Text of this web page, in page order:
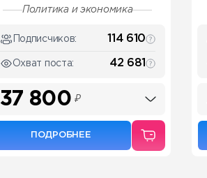
Политика и экономика
Подписчиков: 114 610
Охват поста: 42 681
37 800₽
ПОДРОБНЕЕ